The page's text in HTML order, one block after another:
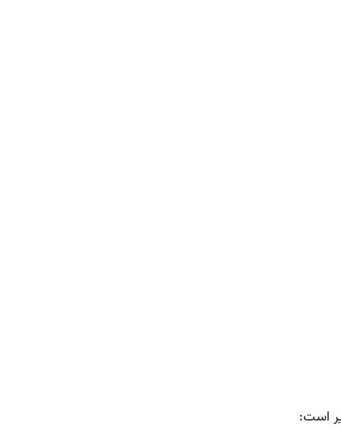
است: